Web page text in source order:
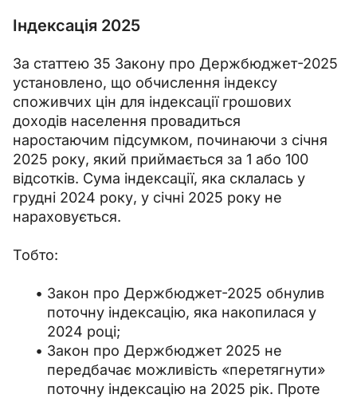
Індексація 2025
За статтею 35 Закону про Держбюджет-2025
установлено, що обчислення індексу
споживчих цін для індексації грошових
доходів населення провадиться
наростаючим підсумком, починаючи з січня
2025 року, який приймається за 1 або 100
відсотків. Сума індексації, яка склалась у
грудні 2024 року, у січні 2025 року не
нараховується.
Тобто:
Закон про Держбюджет-2025 обнулив
поточну індексацію, яка накопилася у
2024 році;
Закон про Держбюджет 2025 не
передбачає можливість «перетягнути»
поточну індексацію на 2025 рік. Проте